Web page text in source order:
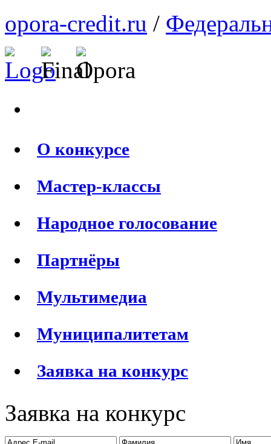
opora-credit.ru /
О конкурсе
Мастер-классы
Народное голосование
Партнёры
Мультимедиа
Муниципалитетам
Заявка на конкурс
Заявка на конкурс